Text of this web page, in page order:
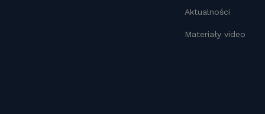
Aktualności
Materiały video